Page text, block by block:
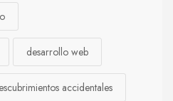
desarrollo web
accidentales